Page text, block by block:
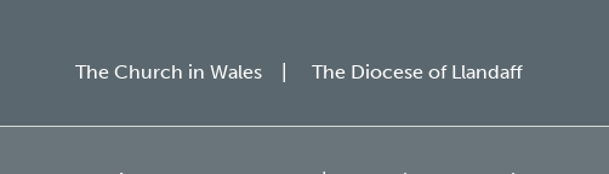
The Church in Wales The Diocese of Llandaff